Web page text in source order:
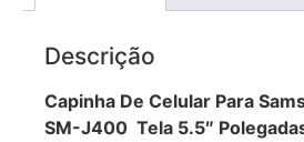
Descrição
Capinha De Celular Para
SM-J400 Tela 5.5″